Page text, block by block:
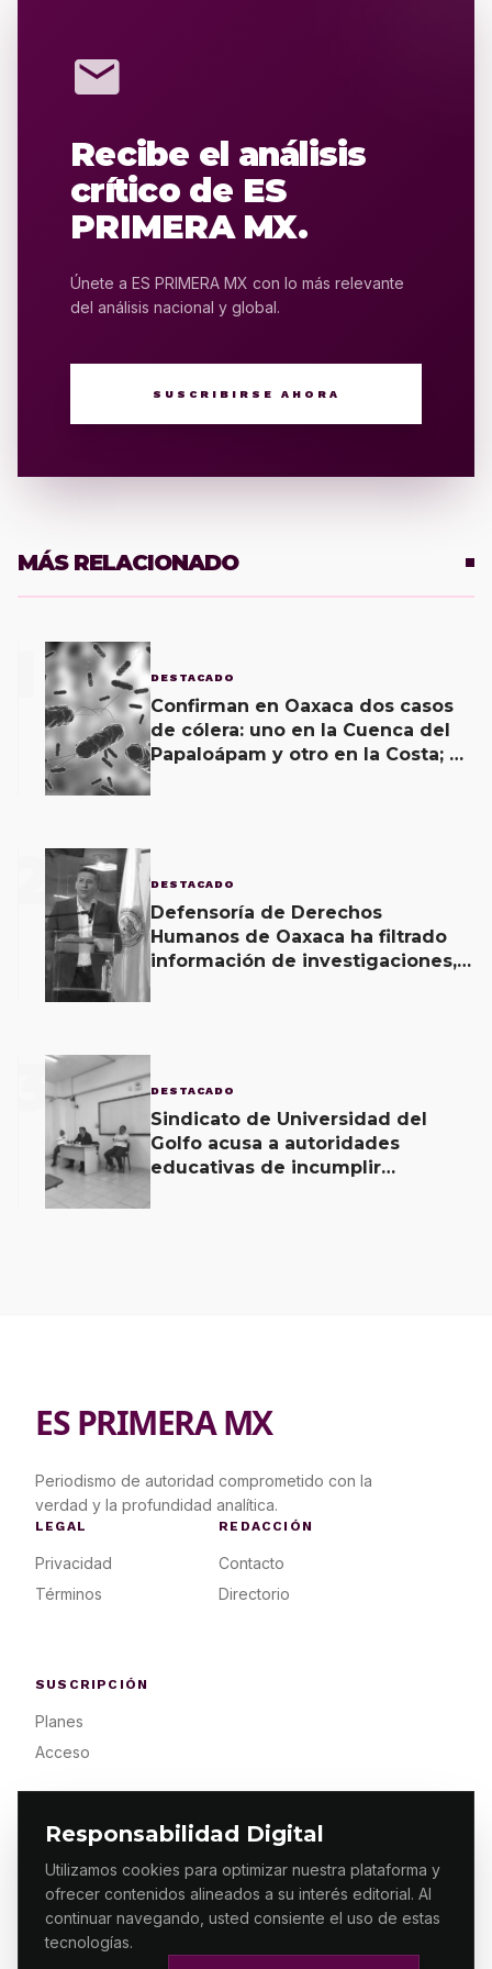
Responsabilidad Digital
Utilizamos cookies para optimizar nuestra plataforma y
ofrecer contenidos alineados a su interés editorial. Al
continuar navegando, usted consiente el uso de estas
tecnologías.
mail
Recibe el análisis
crítico de ES
PRIMERA MX.
Únete a ES PRIMERA MX con lo más relevante
del análisis nacional y global.
SUSCRIBIRSE AHORA
MÁS RELACIONADO
DESTACADO
Confirman en Oaxaca dos casos
de cólera: uno en la Cuenca del
Papaloápam y otro en la Costa; el
2 DESTACADO
Defensoría de Derechos
Humanos de Oaxaca ha filtrado
información de investigaciones,
3 DESTACADO
Sindicato de Universidad del
Golfo acusa a autoridades
educativas de incumplir
ES PRIMERA MX
Periodismo de autoridad comprometido con la
verdad y la profundidad analítica.
LEGAL
Privacidad
Términos
REDACCIÓN
Contacto
Directorio
SUSCRIPCIÓN
Planes
Acceso
© 2026 ES PRIMERA MX. ALGUNOS DERECHOS
RESERVADOS / DESIGNMAKING.MX